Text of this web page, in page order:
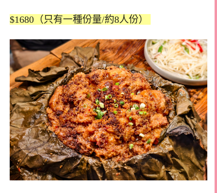
$1680（只有一種份量/約8人份）